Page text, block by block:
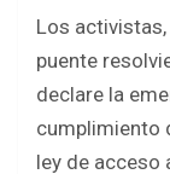
Los
puente
declare la
cumplimiento
ley de acceso